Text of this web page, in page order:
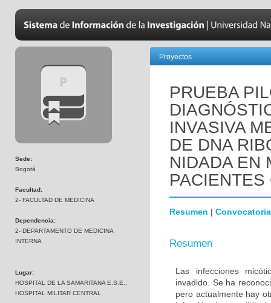
Sede:
Bogotá
Facultad:
2- FACULTAD DE MEDICINA
Dependencia:
2- DEPARTAMENTO DE MEDICINA
INTERNA
Lugar:
HOSPITAL DE LA SAMARITANA E.S.E.,
HOSPITAL MILITAR CENTRAL
Proyectos
PRUEBA
INVASIVA
DE DNA
NIDADA EN
Resumen | Convocatoria
Resumen
Las infecciones
invadido. Se ha
pero actualmente hay